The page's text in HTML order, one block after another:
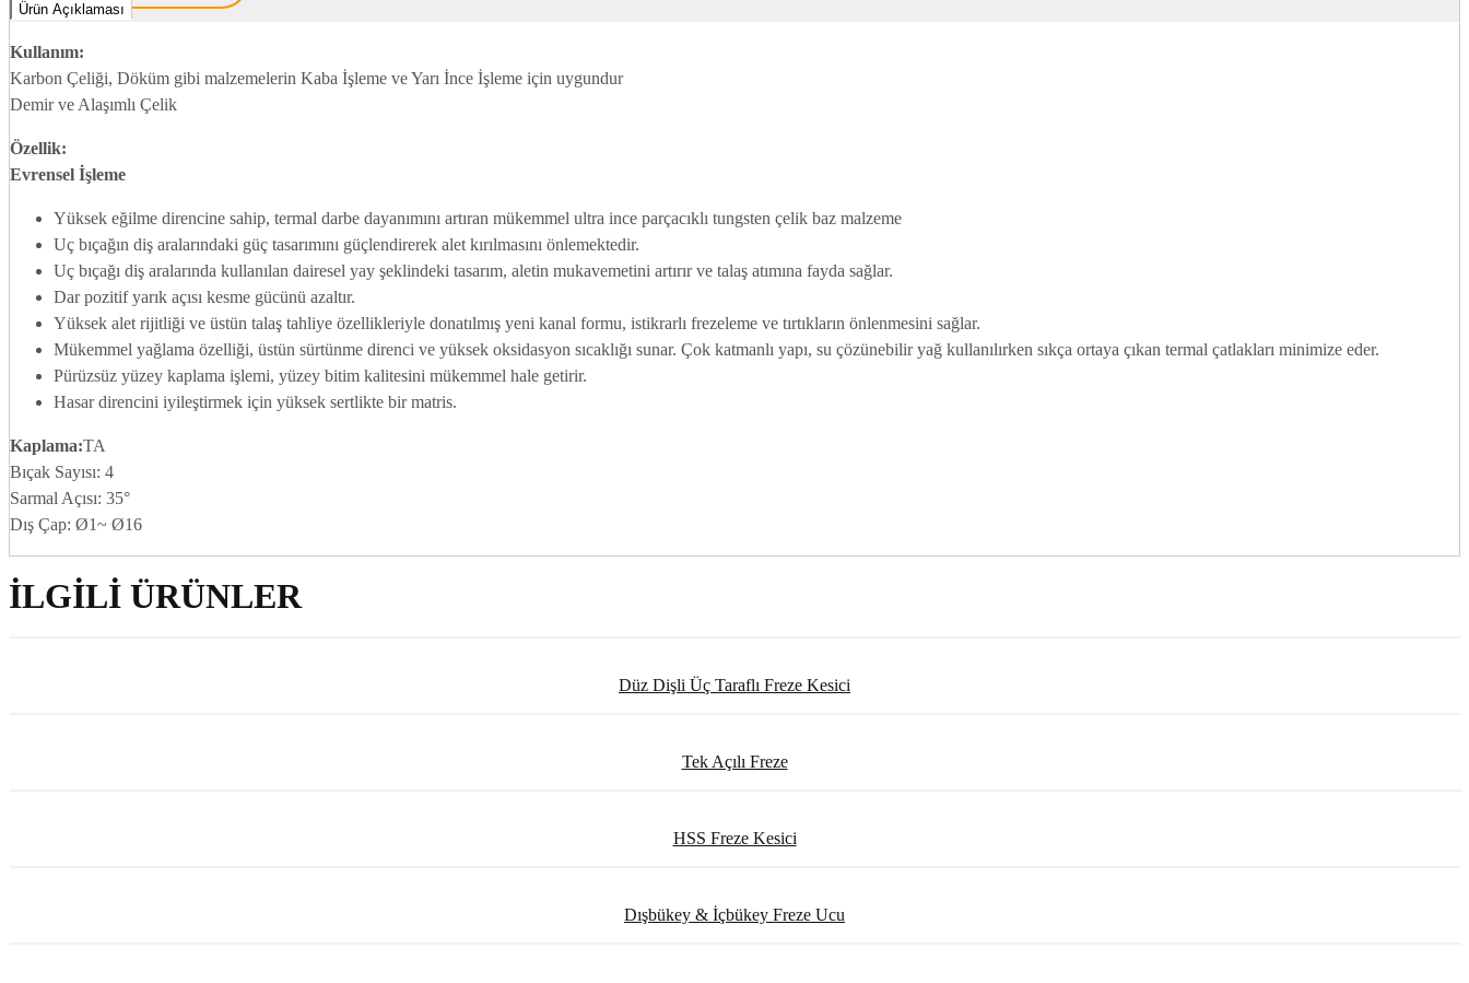
Ürün Açıklaması
Kullanım:
Karbon Çeliği, Döküm gibi malzemelerin Kaba İşleme ve Yarı İnce İşleme için uygundur
Demir ve Alaşımlı Çelik
Özellik:
Evrensel İşleme
Yüksek eğilme direncine sahip, termal darbe dayanımını artıran mükemmel ultra ince parçacıklı tungsten çelik baz malzeme
Uç bıçağın diş aralarındaki güç tasarımını güçlendirerek alet kırılmasını önlemektedir.
Uç bıçağı diş aralarında kullanılan dairesel yay şeklindeki tasarım, aletin mukavemetini artırır ve talaş atımına fayda sağlar.
Dar pozitif yarık açısı kesme gücünü azaltır.
Yüksek alet rijitliği ve üstün talaş tahliye özellikleriyle donatılmış yeni kanal formu, istikrarlı frezeleme ve tırtıkların önlenmesini sağlar.
Mükemmel yağlama özelliği, üstün sürtünme direnci ve yüksek oksidasyon sıcaklığı sunar. Çok katmanlı yapı, su çözünebilir yağ kullanılırken sıkça ortaya çıkan termal çatlakları minimize eder.
Pürüzsüz yüzey kaplama işlemi, yüzey bitim kalitesini mükemmel hale getirir.
Hasar direncini iyileştirmek için yüksek sertlikte bir matris.
Kaplama:TA
Bıçak Sayısı: 4
Sarmal Açısı: 35°
Dış Çap: Ø1~ Ø16
İLGILI ÜRÜNLER
Düz Dişli Üç Taraflı Freze Kesici
Tek Açılı Freze
HSS Freze Kesici
Dışbükey & İçbükey Freze Ucu